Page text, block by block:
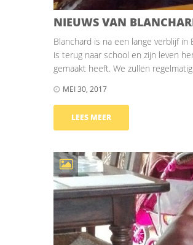
NIEUWS VAN
Blanchard is na een lange verblijf
is terug naar school en zijn leven
gemaakt heeft. We zullen
MEI 30, 2017
LEES MEER